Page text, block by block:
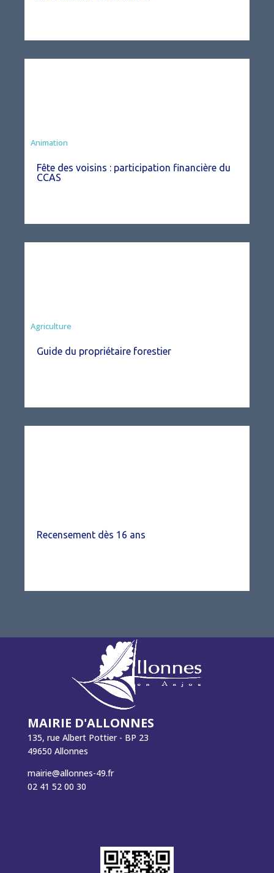
Animation
Fête des voisins : participation financière du
CCAS
Agriculture
Guide du propriétaire forestier
Recensement dès 16 ans
MAIRIE D'ALLONNES
135, rue Albert Pottier - BP 23
49650 Allonnes
mairie@allonnes-49.fr
02 41 52 00 30